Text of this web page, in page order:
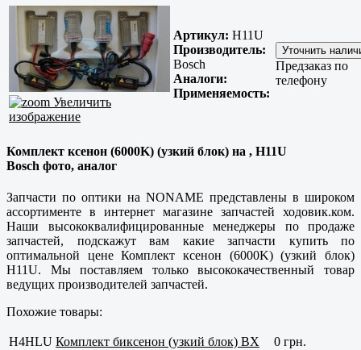
Увеличить
изображение
Артикул: H11U
Производитель:
Bosch
Аналоги:
Применяемость:
Предзаказ по
телефону
Комплект ксенон (6000K) (узкий блок) на , H11U
Bosch фото, аналог
Запчасти по оптики на NONAME представлены в широком
ассортименте в интернет магазине запчастей ходовик.ком.
Наши высококвалифицированные менеджеры по продаже
запчастей, подскажут вам какие запчасти купить по
оптимальной цене Комплект ксенон (6000K) (узкий блок)
H11U. Мы поставляем только высококачественный товар
ведущих производителей запчастей.
Похожие товары:
H4HLU Комплект биксенон (узкий блок) BX
0 грн.